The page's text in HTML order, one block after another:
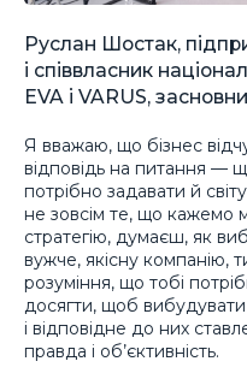
Руслан Шостак,
і співвласник
EVA і VARUS,
Я вважаю, що бізнес
відповідь на питання —
потрібно задавати й
не зовсім те, що кажемо
стратегію, думаєш, як
вужче, якісну компанію,
розуміння, що тобі
досягти, щоб
і відповідне до них
правда і об’єктивність.